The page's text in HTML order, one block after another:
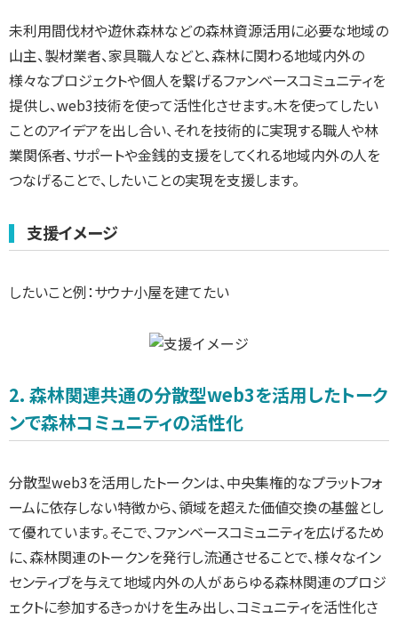
未利用間伐材や遊休森林などの森林資源活用に必要な地域の
山主、製材業者、家具職人などと、森林に関わる地域内外の
様々なプロジェクトや個人を繋げるファンベースコミュニティを
提供し、web3技術を使って活性化させます。木を使ってしたい
ことのアイデアを出し合い、それを技術的に実現する職人や林
業関係者、サポートや金銭的支援をしてくれる地域内外の人を
つなげることで、したいことの実現を支援します。
支援イメージ
したいこと例：サウナ小屋を建てたい
2. 森林関連共通の分散型web3を活用したトーク
ンで森林コミュニティの活性化
分散型web3を活用したトークンは、中央集権的なプラットフォ
ームに依存しない特徴から、領域を超えた価値交換の基盤とし
て優れています。そこで、ファンベースコミュニティを広げるため
に、森林関連のトークンを発行し流通させることで、様々なイン
センティブを与えて地域内外の人があらゆる森林関連のプロジ
ェクトに参加するきっかけを生み出し、コミュニティを活性化さ